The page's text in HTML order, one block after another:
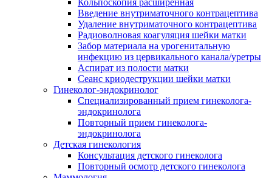
Введение внутриматочного контрацептива
Удаление внутриматочного контрацептива
Радиоволновая коагуляция шейки матки
Забор материала на урогенитальную
инфекцию из цервикального канала/уретры
Аспират из полости матки
Сеанс криодеструкции шейки матки
Гинеколог-эндокринолог
Специализированный прием гинеколога-
эндокринолога
Повторный прием гинеколога-
эндокринолога
Детская гинекология
Консультация детского гинеколога
Повторный осмотр детского гинеколога